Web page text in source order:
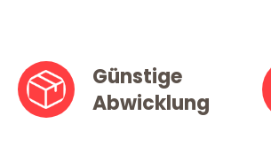
Günstige
Abwicklung